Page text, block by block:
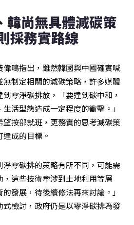
韓尚無具體減碳策
採務實路線
鳴指出，雖然韓國與中國確實喊
制定相關的減碳策略，許多媒體
零淨碳排放，「要達到碳中和，
活型態造成一定程度的衝擊。」
按部就班，更務實的思考減碳策
成的目標。
零碳排的策略有所不同，可能需
這些技術牽涉到土地利用等層
發展，待後續修法再來討論。」
檢討，政府仍是以零淨碳排為發